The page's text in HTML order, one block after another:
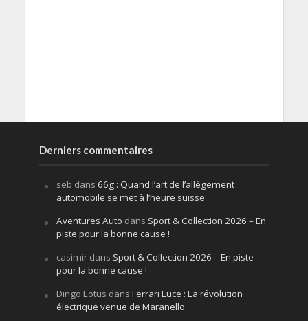
Derniers commentaires
seb dans 66g : Quand l’art de l’allègement
automobile se met à l’heure suisse
Aventures Auto dans Sport & Collection 2026 – En
piste pour la bonne cause !
casimirdans Sport & Collection 2026 – En piste
pour la bonne cause !
Dingo Lotus dans Ferrari Luce : La révolution
électrique venue de Maranello